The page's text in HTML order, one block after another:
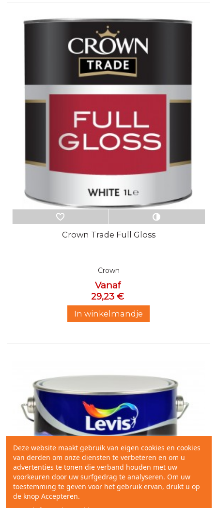
Crown Trade Full Gloss
Crown
Vanaf
29,23 €
In winkelmandje
Deze website maakt gebruik van eigen cookies en cookies
van derden om onze diensten te verbeteren en om u
advertenties te tonen die verband houden met uw
voorkeuren door uw surfgedrag te analyseren. Om uw
toestemming te geven voor het gebruik ervan, drukt u op
de knop Accepteren.